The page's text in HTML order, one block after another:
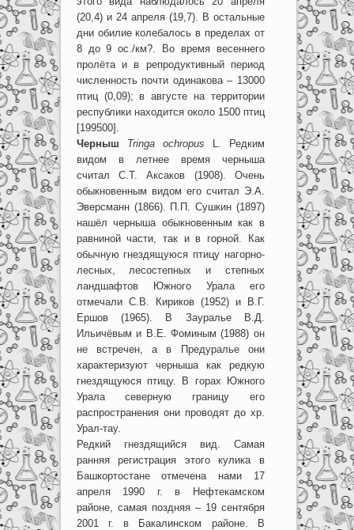
(20,4) и 24 апреля (19,7). В остальные
дни обилие колебалось в пределах от
8 до 9 ос./км?. Во время весеннего
пролёта и в репродуктивный период
численность почти одинакова – 13000
птиц (0,09); в августе на территории
республики находится около 1500 птиц
[199500].
Черныш
Tringa ochropus L. Редким
видом в летнее время черныша
считал С.Т. Аксаков (1908). Очень
обыкновенным видом его считал Э.А.
Эверсманн (1866). П.П. Сушкин (1897)
нашёл черныша обыкновенным как в
равниной части, так и в горной. Как
обычную гнездящуюся птицу нагорно-
лесных, лесостепных и степных
ландшафтов Южного Урала его
отмечали С.В. Кириков (1952) и В.Г.
Ершов (1965). В Зауралье В.Д.
Ильичёвым и В.Е. Фоминым (1988) он
не встречен, а в Предуралье они
характеризуют черныша как редкую
гнездящуюся птицу. В горах Южного
Урала северную границу его
распространения они проводят до хр.
Урал-тау.
Редкий гнездящийся вид. Самая
ранняя регистрация этого кулика в
Башкортостане отмечена нами 17
апреля 1990 г. в Нефтекамском
районе, самая поздняя – 19 сентября
2001 г. в Бакалинском районе. В